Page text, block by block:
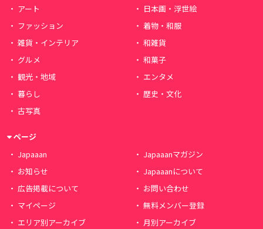
アート
日本画・浮世絵
ファッション
着物・和服
雑貨・インテリア
和雑貨
グルメ
和菓子
観光・地域
エンタメ
暮らし
歴史・文化
古写真
ページ
Japaaan
Japaaanマガジン
お知らせ
Japaaanについて
広告掲載について
お問い合わせ
マイページ
無料メンバー登録
エリア別アーカイブ
月別アーカイブ